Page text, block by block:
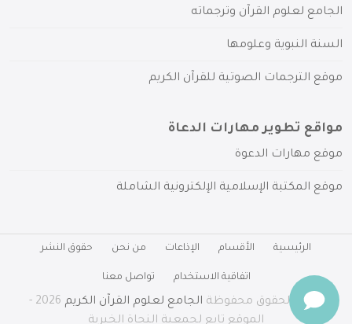
الجامع لعلوم القرآن وترجماته
السنة النبوية وعلومها
موقع الترجمات الصوتية للقرآن الكريم
مواقع تطوير مهارات الدعاة
موقع مهارات الدعوة
موقع المكتبة الإسلامية الإلكترونية الشاملة
الرئيسية الأقسام الإذاعات من نحن حقوق النشر
اتفاقية الاستخدام تواصل معنا
جميع الحقوق محفوظة الجامع لعلوم القرآن الكريم
2026 -
الموقع تابع لجمعية النجاة الخيرية